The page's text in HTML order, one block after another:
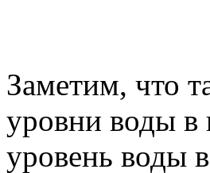
Заметим, что
уровни воды в
уровень воды